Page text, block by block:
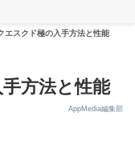
エスクド極の入手方法と性能
方法と性能
AppMedia編集部